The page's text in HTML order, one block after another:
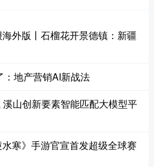
外版丨石榴花开景德镇：新疆
：地产营销AI新战法
山创新要素智能匹配大模型平
寒》手游官宣首发超级全球赛